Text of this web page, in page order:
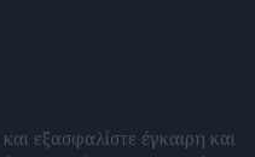
εξασφαλίστε έγκαιρη και